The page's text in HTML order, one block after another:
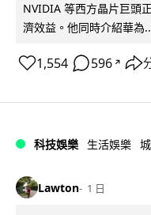
NVIDIA 等西方晶片巨頭
濟效益。他同時介紹華為
1,554 596 ↗
科技娛樂 生活娛樂
Lawton 1 日